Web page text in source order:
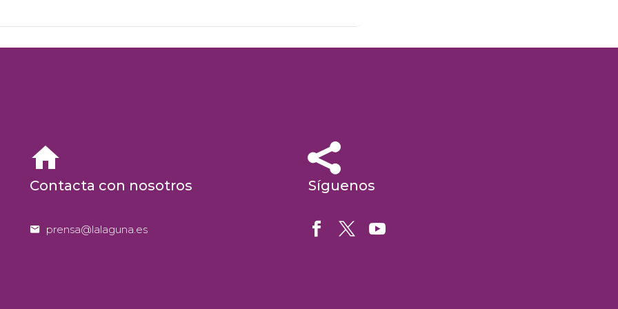


Contacta con nosotros

 prensa@lalaguna.es


Síguenos